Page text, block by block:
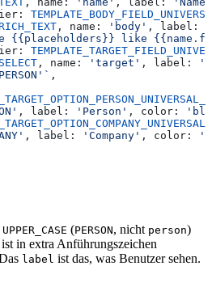
, name: 'body' , label:
{{placeholders}} like
SELECT , name: 'target' , label:
,
, label: 'Person' , color:
, label: 'Company' , color:
UPPER_CASE (PERSON, nicht person)
ist in extra Anführungszeichen
label ist das, was Benutzer sehen.